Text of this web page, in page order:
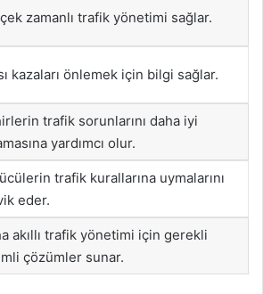
zamanlı trafik yönetimi sağlar.
kazaları önlemek için bilgi sağlar.
trafik sorunlarını daha iyi
yardımcı olur.
trafik kurallarına uymalarını
eder.
akıllı trafik yönetimi için gerekli
çözümler sunar.